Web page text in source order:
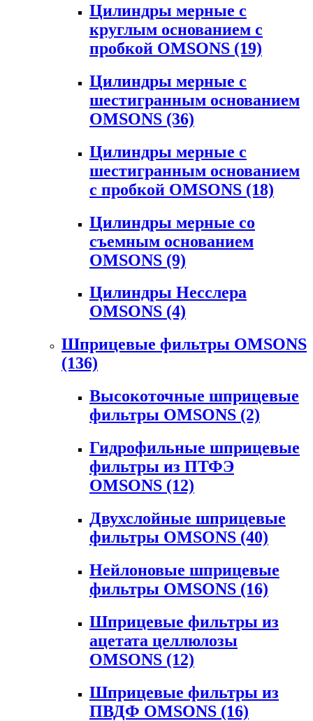
Цилиндры мерные с
круглым основанием с
пробкой OMSONS (19)
Цилиндры мерные с
шестигранным основанием
OMSONS (36)
Цилиндры мерные с
шестигранным основанием
с пробкой OMSONS (18)
Цилиндры мерные со
съемным основанием
OMSONS (9)
Цилиндры Несслера
OMSONS (4)
Шприцевые фильтры OMSONS
(136)
Высокоточные шприцевые
фильтры OMSONS (2)
Гидрофильные шприцевые
фильтры из ПТФЭ
OMSONS (12)
Двухслойные шприцевые
фильтры OMSONS (40)
Нейлоновые шприцевые
фильтры OMSONS (16)
Шприцевые фильтры из
ацетата целлюлозы
OMSONS (12)
Шприцевые фильтры из
ПВДФ OMSONS (16)